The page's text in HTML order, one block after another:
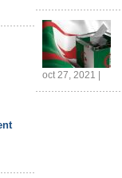
oct 27, 2021 |